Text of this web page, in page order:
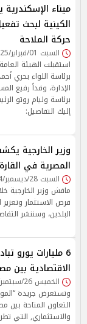
ميناء
الكينية لبحث
حركة الملاحة
السبت 01/فبراير/2025 - 01:30 م
استقبلت الهيئة
برئاسة اللواء
الإدارة، وفداً رفيع
برئاسة وليام روتو
إليك التفاصيل:
وزير الخارجية
المصرية في
السبت 28/ديسمبر/2024 - 10:20 ص
مافش وزير الخارجية
فرص الاستثمار
البلدين، وسننشر
6 مليارات يورو
الاقتصادية بين
الخميس 26/سبتمبر/2024 - 01:20 م
وتستعرض جريدة
التعاون المتاحة بين
والاستثماري, التي